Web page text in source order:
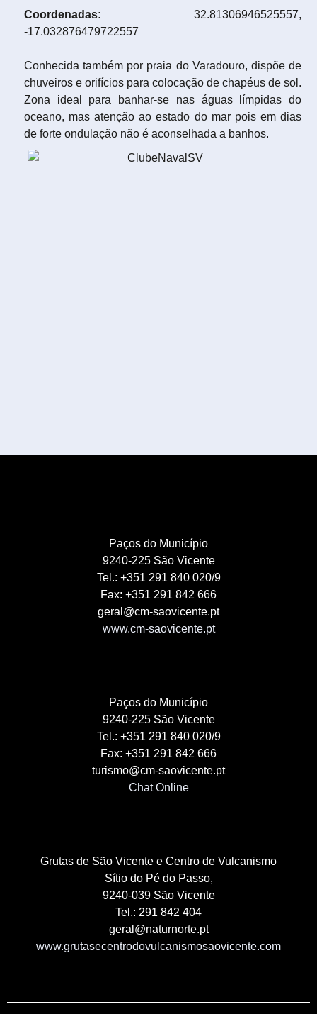
Coordenadas: 32.81306946525557,
-17.032876479722557
Conhecida também por praia do Varadouro, dispõe de
chuveiros e orifícios para colocação de chapéus de sol.
Zona ideal para banhar-se nas águas límpidas do
oceano, mas atenção ao estado do mar pois em dias
de forte ondulação não é aconselhada a banhos.
Paços do Município
9240-225 São Vicente
Tel.: +351 291 840 020/9
Fax: +351 291 842 666
geral@cm-saovicente.pt
www.cm-saovicente.pt
Paços do Município
9240-225 São Vicente
Tel.: +351 291 840 020/9
Fax: +351 291 842 666
turismo@cm-saovicente.pt
Chat Online
Grutas de São Vicente e Centro de Vulcanismo
Sítio do Pé do Passo,
9240-039 São Vicente
Tel.: 291 842 404
geral@naturnorte.pt
www.grutasecentrodovulcanismosaovicente.com